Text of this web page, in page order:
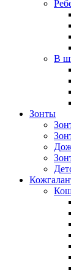
В
Зонты